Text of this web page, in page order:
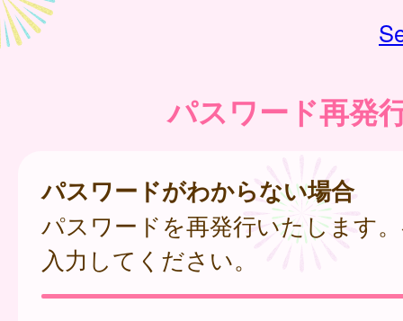
パスワード再発
パスワードがわからない場合
パスワードを再発行いたします
入力してください。